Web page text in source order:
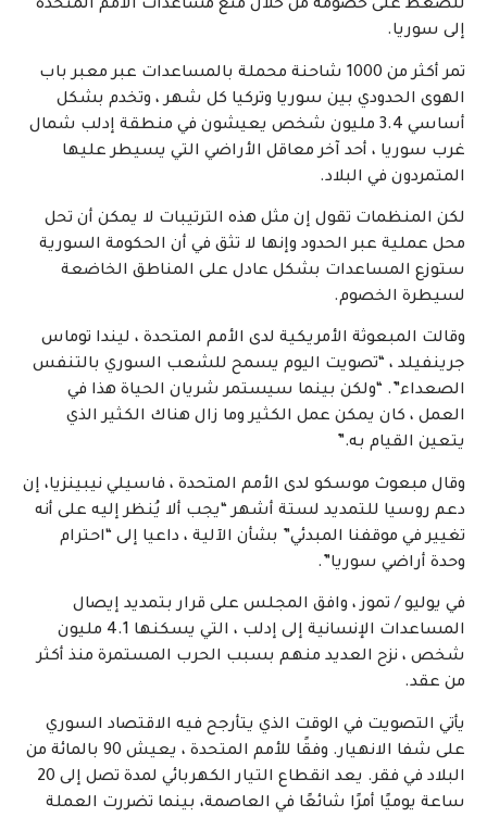
للضغط على خصومه من خلال منع مساعدات الأمم المتحدة
إلى سوريا.
تمر أكثر من 1000 شاحنة محملة بالمساعدات عبر معبر باب
الهوى الحدودي بين سوريا وتركيا كل شهر ، وتخدم بشكل
أساسي 3.4 مليون شخص يعيشون في منطقة إدلب شمال
غرب سوريا ، أحد آخر معاقل الأراضي التي يسيطر عليها
المتمردون في البلاد.
لكن المنظمات تقول إن مثل هذه الترتيبات لا يمكن أن تحل
محل عملية عبر الحدود وإنها لا تثق في أن الحكومة السورية
ستوزع المساعدات بشكل عادل على المناطق الخاضعة
لسيطرة الخصوم.
وقالت المبعوثة الأمريكية لدى الأمم المتحدة ، ليندا توماس
جرينفيلد ، “تصويت اليوم يسمح للشعب السوري بالتنفس
الصعداء”. “ولكن بينما سيستمر شريان الحياة هذا في
العمل ، كان يمكن عمل الكثير وما زال هناك الكثير الذي
يتعين القيام به.”
وقال مبعوث موسكو لدى الأمم المتحدة ، فاسيلي نيبينزيا، إن
دعم روسيا للتمديد لستة أشهر “يجب ألا يُنظر إليه على أنه
تغيير في موقفنا المبدئي” بشأن الآلية ، داعيا إلى “احترام
وحدة أراضي سوريا”.
في يوليو / تموز ، وافق المجلس على قرار بتمديد إيصال
المساعدات الإنسانية إلى إدلب ، التي يسكنها 4.1 مليون
شخص ، نزح العديد منهم بسبب الحرب المستمرة منذ أكثر
من عقد.
يأتي التصويت في الوقت الذي يتأرجح فيه الاقتصاد السوري
على شفا الانهيار. وفقًا للأمم المتحدة ، يعيش 90 بالمائة من
البلاد في فقر. يعد انقطاع التيار الكهربائي لمدة تصل إلى 20
ساعة يوميًا أمرًا شائعًا في العاصمة، بينما تضررت العملة